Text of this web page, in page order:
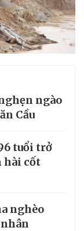
ngào
Cầu
tuổi trở
hài cốt
nghèo